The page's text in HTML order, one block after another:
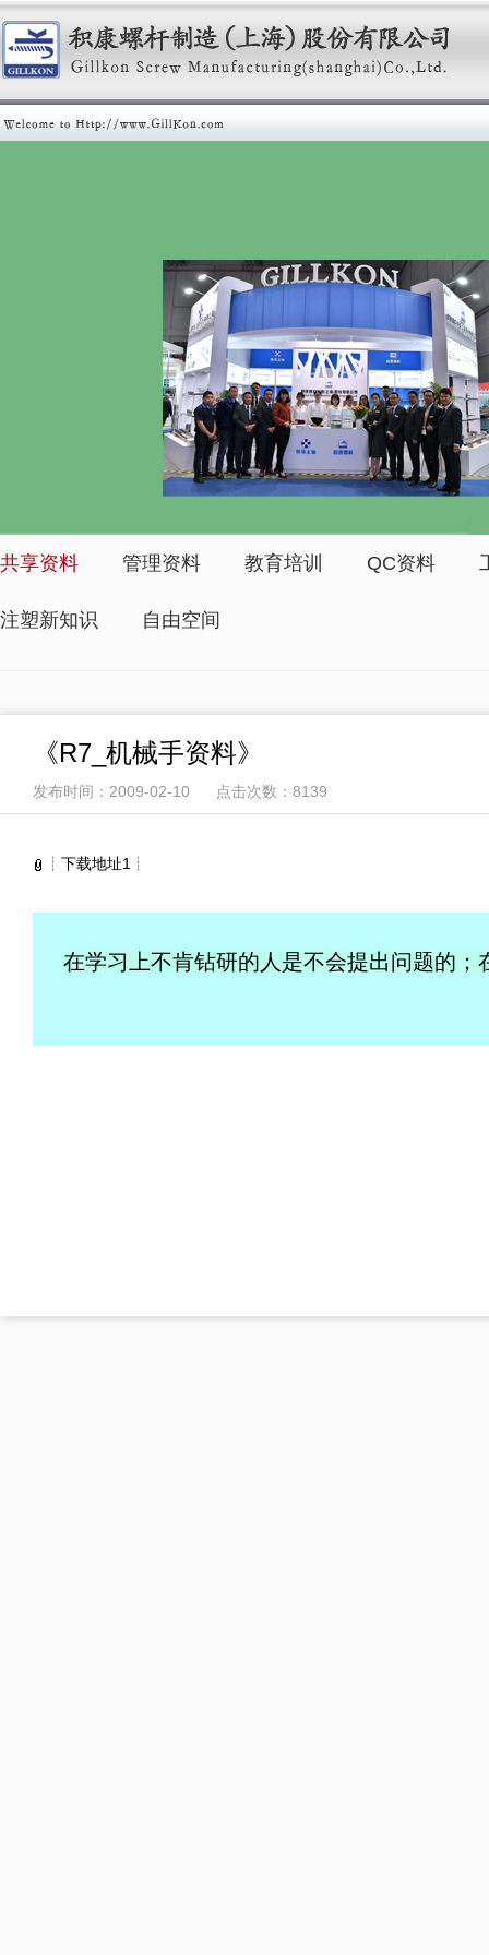
共享资料 管理资料 教育培训 QC资料
注塑新知识 自由空间
《R7_机械手资料》
发布时间：2009-02-10 点击次数：8139
┊ 下载地址1 ┊
在学习上不肯钻研的人是不会提出问题的